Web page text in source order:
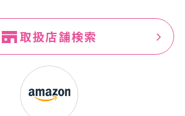
取扱店舗検索